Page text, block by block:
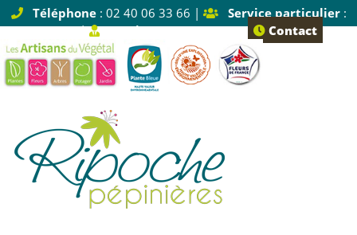
Téléphone: 02 40 06 33 66 | Service particulier:
Tapez 1 |
Service pro: Tapez 2 Contact